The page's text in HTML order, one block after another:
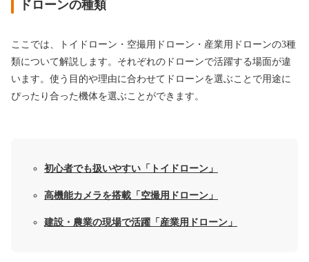
ドローンの種類
ここでは、トイドローン・空撮用ドローン・産業用ドローンの3種
類について解説します。それぞれのドローンで活躍する場面が違
います。使う目的や理由に合わせてドローンを選ぶことで用途に
ぴったり合った機体を選ぶことができます。
初心者でも扱いやすい「トイドローン」
高機能カメラを搭載「空撮用ドローン」
建設・農業の現場で活躍「産業用ドローン」